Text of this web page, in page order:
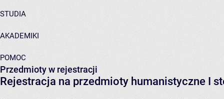
STUDIA
AKADEMIKI
POMOC
Przedmioty w rejestracji
Rejestracja na przedmioty humanistyczne I